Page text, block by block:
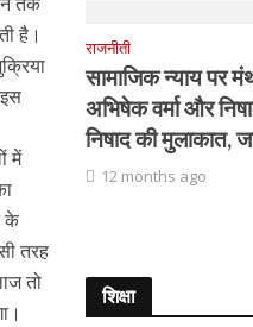
है।
में
के
तरह
तो
राजनीती
सामाजिक न्याय पर
अभिषेक वर्मा और
निषाद की मुलाकात,
12 months ago
शिक्षा